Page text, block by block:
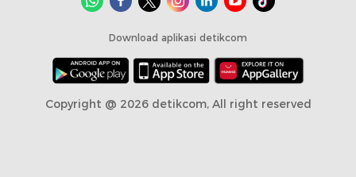
Download aplikasi detikcom
Copyright @ 2026 detikcom, All right reserved